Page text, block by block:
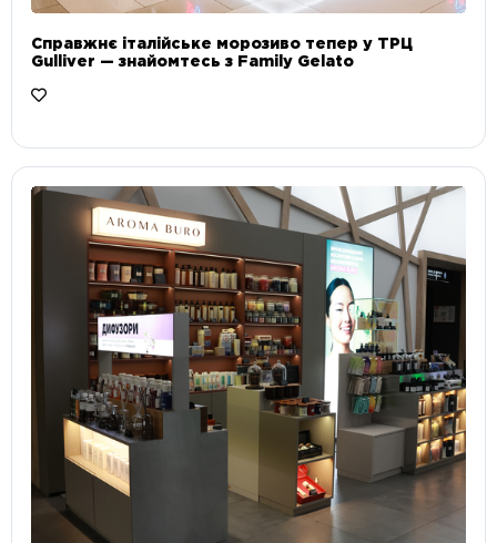
Справжнє італійське морозиво тепер у ТРЦ
Gulliver — знайомтесь з Family Gelato